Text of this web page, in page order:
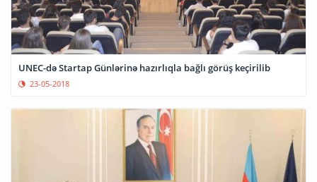
UNEC-də Startap Günlərinə hazırlıqla bağlı görüş keçirilib
23-05-2018